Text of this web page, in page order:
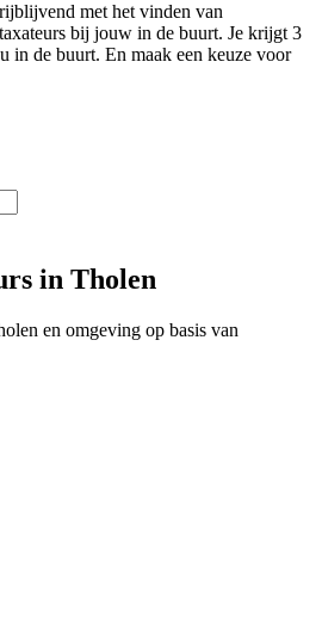
met het vinden van
bij jouw in de buurt. Je krijgt 3
in de buurt. En maak een keuze voor
in Tholen
en omgeving op basis van